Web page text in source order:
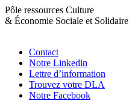
Pôle ressources Culture
& Économie Sociale et Solidaire
Contact
Notre Linkedin
Lettre d’information
Trouvez votre DLA
Notre Facebook